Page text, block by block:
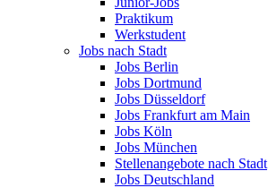
Praktikum
Werkstudent
Jobs nach Stadt
Jobs Berlin
Jobs Dortmund
Jobs Düsseldorf
Jobs Frankfurt am Main
Jobs Köln
Jobs München
Stellenangebote nach Stadt
Jobs Deutschland